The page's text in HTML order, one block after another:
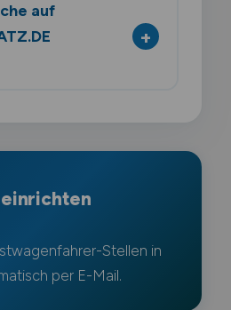
auf
Stellen in
per E-Mail.